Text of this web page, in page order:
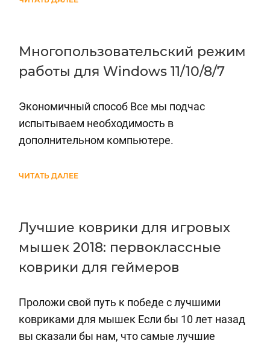
Многопользовательский режим
работы для Windows 11/10/8/7
Экономичный способ Все мы подчас
испытываем необходимость в
дополнительном компьютере.
ЧИТАТЬ ДАЛЕЕ
Лучшие коврики для игровых
мышек 2018: первоклассные
коврики для геймеров
Проложи свой путь к победе с лучшими
ковриками для мышек Если бы 10 лет назад
вы сказали бы нам, что самые лучшие